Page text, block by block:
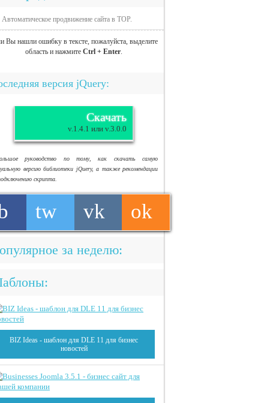
Автоматическое продвижение сайта в TOP.
Вы нашли ошибку в тексте, пожалуйста, выделите
область и нажмите Ctrl + Enter.
версия jQuery:
Скачать
v.1.4.1 или v.3.0.0
руководство по тому, как скачать самую
версию библиотеки jQuery, а также рекомендации
скрипта.
tw vk ok
за неделю:
BIZ Ideas - шаблон для DLE 11 для бизнес
новостей